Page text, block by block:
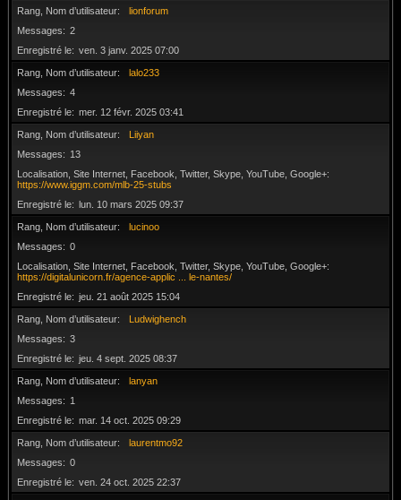
Rang, Nom d’utilisateur
lionforum
Messages
2
Enregistré le
ven. 3 janv. 2025 07:00
Rang, Nom d’utilisateur
lalo233
Messages
4
Enregistré le
mer. 12 févr. 2025 03:41
Rang, Nom d’utilisateur
Liiyan
Messages
13
Localisation, Site Internet, Facebook, Twitter, Skype, YouTube, Google+
https://www.iggm.com/mlb-25-stubs
Enregistré le
lun. 10 mars 2025 09:37
Rang, Nom d’utilisateur
lucinoo
Messages
0
Localisation, Site Internet, Facebook, Twitter, Skype, YouTube, Google+
https://digitalunicorn.fr/agence-applic ... le-nantes/
Enregistré le
jeu. 21 août 2025 15:04
Rang, Nom d’utilisateur
Ludwighench
Messages
3
Enregistré le
jeu. 4 sept. 2025 08:37
Rang, Nom d’utilisateur
lanyan
Messages
1
Enregistré le
mar. 14 oct. 2025 09:29
Rang, Nom d’utilisateur
laurentmo92
Messages
0
Enregistré le
ven. 24 oct. 2025 22:37